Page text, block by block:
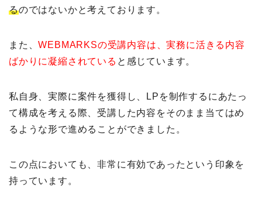
るのではないかと考えております。
また、WEBMARKSの受講内容は、実務に活きる内容
ばかりに凝縮されている と感じています。
私自身、実際に案件を獲得し、LPを制作するにあたっ
て構成を考える際、受講した内容をそのまま当てはめ
るような形で進めることができました。
この点においても、非常に有効であったという印象を
持っています。